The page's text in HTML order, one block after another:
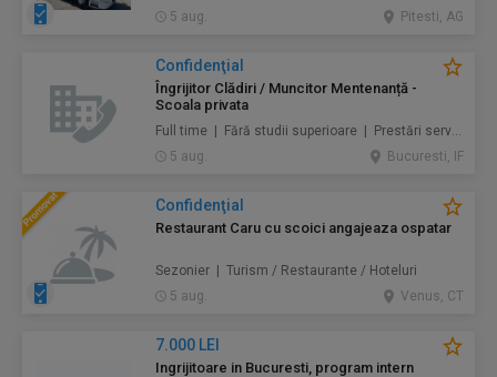
5 aug.
Pitesti, AG
Confidenţial
Îngrijitor Clădiri / Muncitor Mentenanță -
Scoala privata
Full time | Fără studii superioare | Prestări servicii / Mentenanță / Instalații / Construcţii / Amenajări
5 aug.
Bucuresti, IF
Confidenţial
Restaurant Caru cu scoici angajeaza ospatar
Sezonier | Turism / Restaurante / Hoteluri
5 aug.
Venus, CT
7.000 LEI
Ingrijitoare in Bucuresti, program intern